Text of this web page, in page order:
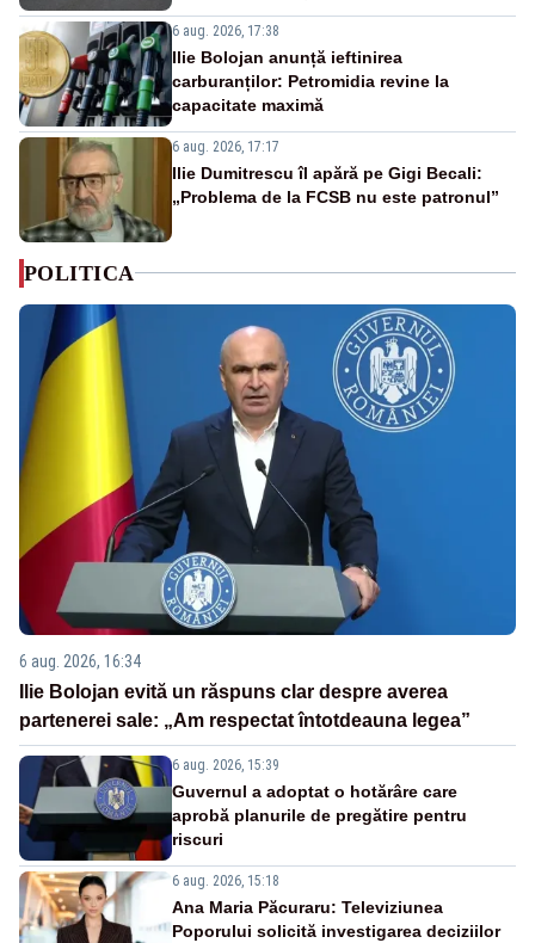
6 aug. 2026, 17:38
Ilie Bolojan anunță ieftinirea
carburanților: Petromidia revine la
capacitate maximă
6 aug. 2026, 17:17
Ilie Dumitrescu îl apără pe Gigi Becali:
„Problema de la FCSB nu este patronul”
POLITICA
6 aug. 2026, 16:34
Ilie Bolojan evită un răspuns clar despre averea
partenerei sale: „Am respectat întotdeauna legea”
6 aug. 2026, 15:39
Guvernul a adoptat o hotărâre care
aprobă planurile de pregătire pentru
riscuri
6 aug. 2026, 15:18
Ana Maria Păcuraru: Televiziunea
Poporului solicită investigarea deciziilor